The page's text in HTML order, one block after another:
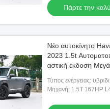
Πάρτε την
Νέο αυτοκίνητο
2023 1.5t
αστική έκδοση
Τύπος ενέργειας:
Μηχανή: 1.5T 167HP